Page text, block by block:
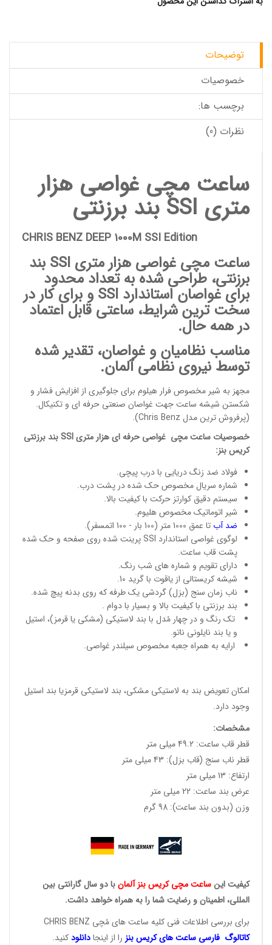
توضیحات
خصوصیات
برچسب ها:
نظرات (0)
ساعت مچی غواصی هزار
متری SSI بند برزنتی
CHRIS BENZ DEEP 1000M SSI Edition
ساعت مچی غواصی هزار متری SSI بند
برزنتی، طراحی شده به تعداد محدود
برای غواصان استاندارد SSI و برای کار در
سخت ترین شرایط، ساعتی قابل اعتماد
در همه حال.
مناسب نظامیان و غواصان، تقدیر شده
توسط نیروی نظامی آلمان.
مجهز به شیر مخصوص فرار هیلوم برای جلوگیری از افزایش فشار و
شکستن شیشه ساعت جهت غواصان صنعتی حرفه ای و تکنیکال.
(پرفروش ترین مدل
).
خصوصیات ساعت مچی غواصی حرفه ای هزار متری SSI بند برزنتی
کریس بنز:
فولاد ضد زنگ دریایی با درب پیچی.
شماره سریال مخصوص حک شده در پشت درب.
سیستم دقیق کوارتز حرکت با کیفیت بالا.
شیر اتوماتیک مخصوص هلیوم.
ضدآب تا عمق 1000 متر (100 بار - 100 اتمسفر).
لوگوی غواصی استاندارد SSI پرینت شده روی صفحه و حک شده
پشت قاب ساعت.
دارای تقویم و شماره های شب رنگ.
شیشه کریستالی از یاقوت با گرید 10.
ناب زمان سنج (بزل) گردشی یک طرفه که روی بدنه پیچ شده.
بند برزنتی با کیفیت بالا و بسیار با دوام .
تک رنگ و در چهار مُدل با بند لاستیکی (مشکی یا قرمز)، استیل
و یا بند نایلونی ناتو.
ارایه به همراه جعبه مخصوص سیلندر غواصی.
امکان تعویض بند به لاستیکی مشکی، بند لاستیکی قرمزیا بند استیل
وجود دارد.
مشخصات:
قطر قاب ساعت: 49.2 میلی متر
قطر ناب سنج (قاب بزل): 43 میلی متر
ارتفاع: 13 میلی متر
عرض بند ساعت: 22 میلی متر
وزن (بدون بند ساعت): 98 گرم
کیفیت اینساعت مچی کریسبنز آلمانبا دو سال گارانتی بین
المللی، اطمینان و رضایت شما را به همراه خواهد داشت.
برای بررسی اطلاعات فنی کلیه ساعت های مُچی CHRIS BENZ
کاتالوگ فارسی ساعت هایکریس بنز را از اینجادانلودکنید.